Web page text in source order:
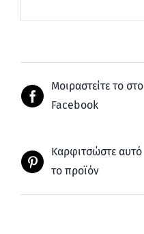
Μοιραστείτε το στο
Facebook
Καρφιτσώστε αυτό
το προϊόν